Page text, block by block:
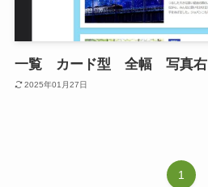
一覧 カード型 全幅 写真右
2025年01月27日
1